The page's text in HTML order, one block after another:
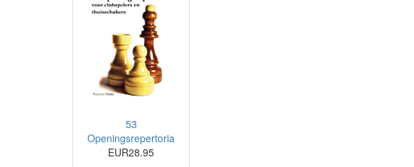
53
Openingsrepertoria
EUR28.95